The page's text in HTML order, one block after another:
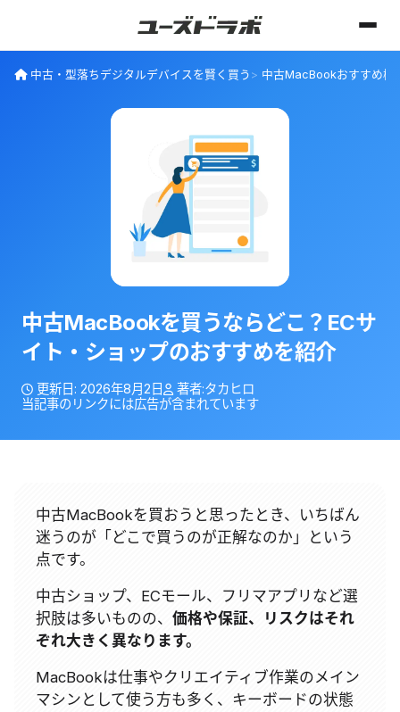
中古・型落ちデジタルデバイスを賢く買う 中古MacBookおすすめ機
中古MacBookを買うならどこ？ECサ
イト・ショップのおすすめを紹介
更新日: 2026年8月2日 著者:タカヒロ
当記事のリンクには広告が含まれています
中古MacBookを買おうと思ったとき、いちばん
迷うのが「どこで買うのが正解なのか」という
点です。
中古ショップ、ECモール、フリマアプリなど選
択肢は多いものの、 価格や保証、リスクはそれ
ぞれ大きく異なります。
MacBookは仕事やクリエイティブ作業のメイン
マシンとして使う方も多く、キーボードの状態